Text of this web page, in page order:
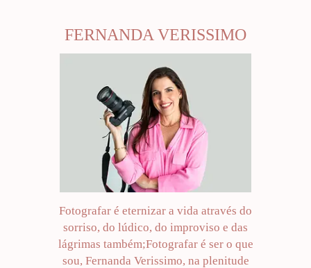
FERNANDA VERISSIMO
Fotografar é eternizar a vida através do
sorriso, do lúdico, do improviso e das
lágrimas também;Fotografar é ser o que
sou, Fernanda Verissimo, na plenitude